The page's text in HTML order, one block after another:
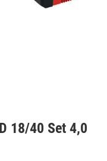
18/40 Set 4,0